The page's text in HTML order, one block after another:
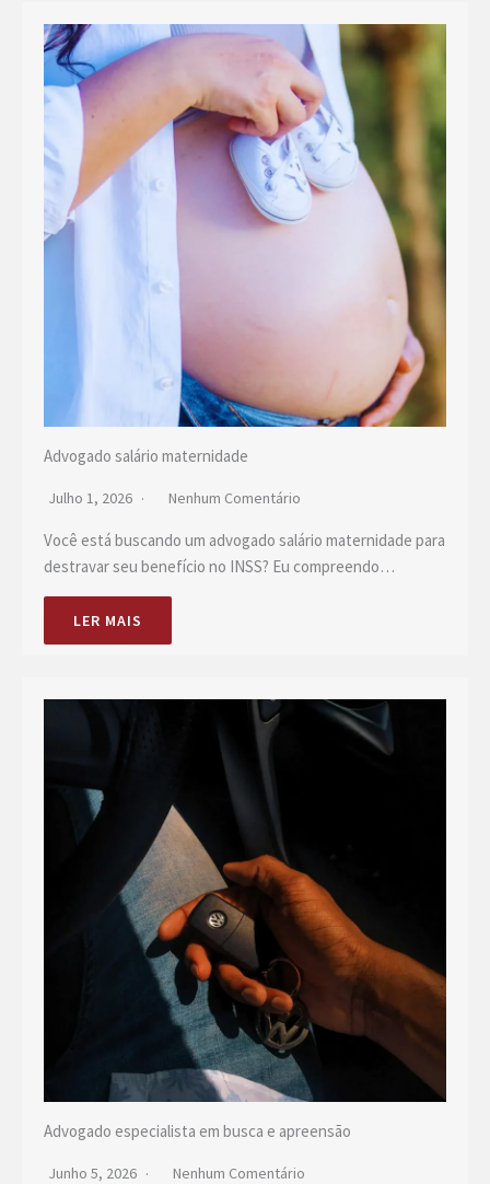
Advogado salário maternidade
Julho 1, 2026 Nenhum Comentário
Você está buscando um advogado salário maternidade para
destravar seu benefício no INSS? Eu compreendo…
LER MAIS
Advogado especialista em busca e apreensão
Junho 5, 2026 Nenhum Comentário